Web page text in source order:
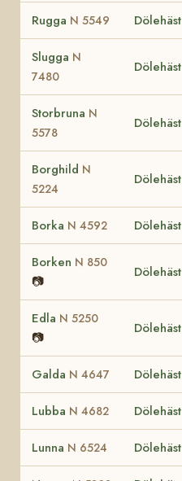
Rugga N 5549 Dölehäst
Slugga N
7480
Dölehäst
Storbruna N
5578
Dölehäst
Borghild N
5224
Dölehäst
Borka N 4592 Dölehäst
Borken N 850
📷
Dölehäst
Edla N 5250
📷
Dölehäst
Galda N 4647 Dölehäst
Lubba N 4682 Dölehäst
Lunna N 6524 Dölehäst